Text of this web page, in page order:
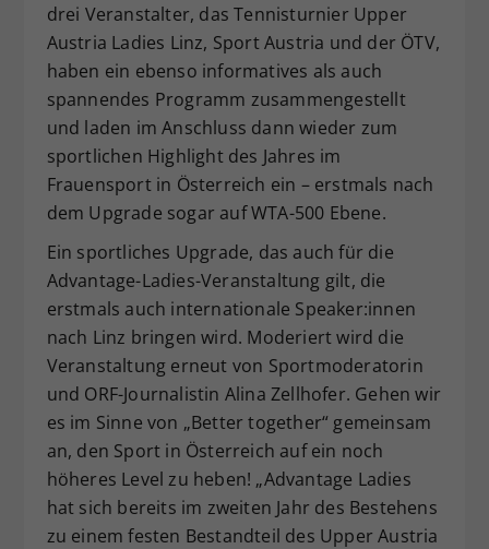
drei Veranstalter, das Tennisturnier Upper
Austria Ladies Linz, Sport Austria und der ÖTV,
haben ein ebenso informatives als auch
spannendes Programm zusammengestellt
und laden im Anschluss dann wieder zum
sportlichen Highlight des Jahres im
Frauensport in Österreich ein – erstmals nach
dem Upgrade sogar auf WTA-500 Ebene.
Ein sportliches Upgrade, das auch für die
Advantage-Ladies-Veranstaltung gilt, die
erstmals auch internationale Speaker:innen
nach Linz bringen wird. Moderiert wird die
Veranstaltung erneut von Sportmoderatorin
und ORF-Journalistin Alina Zellhofer. Gehen wir
es im Sinne von „Better together“ gemeinsam
an, den Sport in Österreich auf ein noch
höheres Level zu heben! „Advantage Ladies
hat sich bereits im zweiten Jahr des Bestehens
zu einem festen Bestandteil des Upper Austria